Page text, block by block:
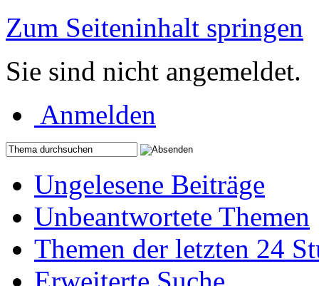
Zum Seiteninhalt springen
Sie sind nicht angemeldet.
Anmelden
Ungelesene Beiträge
Unbeantwortete Themen
Themen der letzten 24